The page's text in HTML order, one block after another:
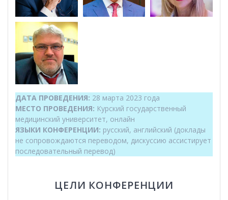
ДАТА ПРОВЕДЕНИЯ: 28 марта 2023 года
МЕСТО ПРОВЕДЕНИЯ: Курский государственный
медицинский университет, онлайн
ЯЗЫКИ КОНФЕРЕНЦИИ: русский, английский (доклады
не сопровождаются переводом, дискуссию ассистирует
последовательный перевод)
ЦЕЛИ КОНФЕРЕНЦИИ